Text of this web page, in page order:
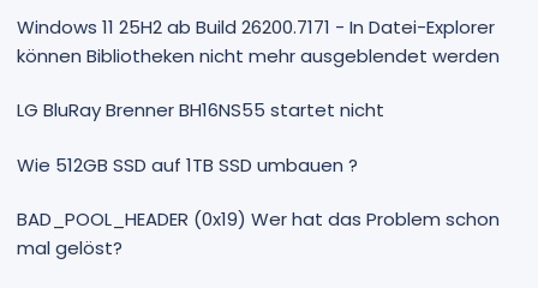
Windows 11 25H2 ab Build 26200.7171 - In Datei-Explorer
können Bibliotheken nicht mehr ausgeblendet werden
LG BluRay Brenner BH16NS55 startet nicht
Wie 512GB SSD auf 1TB SSD umbauen ?
BAD_POOL_HEADER (0x19) Wer hat das Problem schon
mal gelöst?